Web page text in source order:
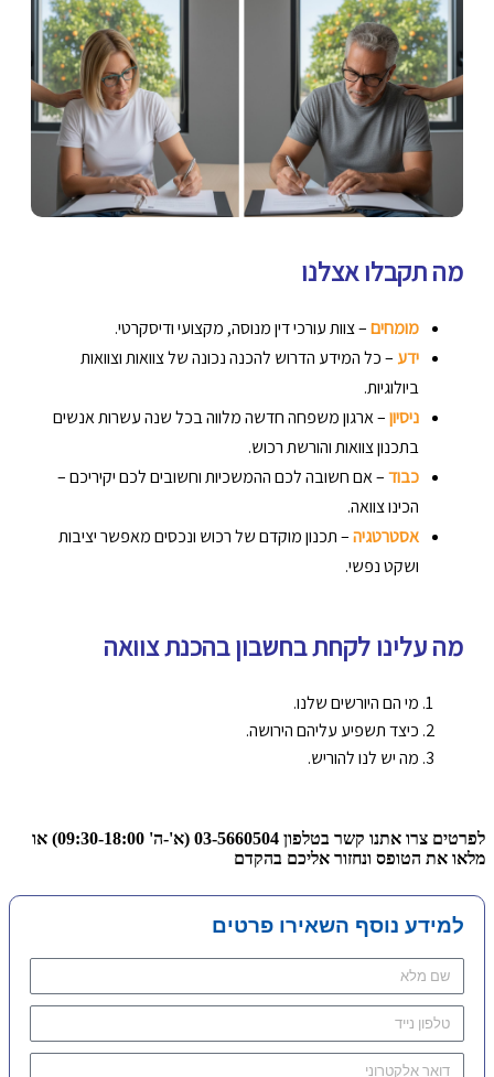
מה תקבלו אצלנו
מומחים– צוות עורכי דין מנוסה, מקצועי ודיסקרטי.
ידע – כל המידע הדרוש להכנה נכונה של צוואות וצוואות
ביולוגיות.
ניסיון– ארגון משפחה חדשה מלווה בכל שנה עשרות אנשים
בתכנון צוואות והורשת רכוש.
כבוד– אם חשובה לכם ההמשכיות וחשובים לכם יקיריכם –
הכינו צוואה.
אסטרטגיה– תכנון מוקדם של רכוש ונכסים מאפשר יציבות
ושקט נפשי.
מה עלינו לקחת בחשבון בהכנת צוואה
מי הם היורשים שלנו.
כיצד תשפיע עליהם הירושה.
מה יש לנו להוריש.
לפרטים צרו אתנו קשר בטלפון 03-5660504 (א'-ה' 09:30-18:00) או
מלאו את הטופס ונחזור אליכם בהקדם
למידע נוסף השאירו פרטים